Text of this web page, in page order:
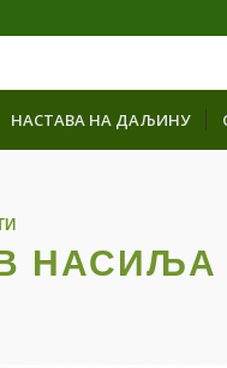
НАСТАВА НА ДАЉИНУ
НАСИЉА